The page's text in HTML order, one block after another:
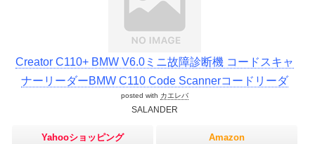
Creator C110+ BMW V6.0ミニ故障診断機 コードスキャ
ナーリーダーBMW C110 Code Scannerコードリーダ
posted with カエレバ
SALANDER
Yahooショッピング Amazon